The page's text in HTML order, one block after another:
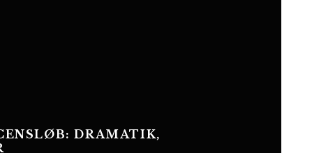
DRAMATIK,